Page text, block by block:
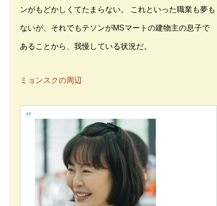
ンがもどかしくてたまらない。 これといった職業も夢も
ないが、それでもテソンがMSマートの建物主の息子で
あることから、我慢している状況だ。
ミョンスクの周辺